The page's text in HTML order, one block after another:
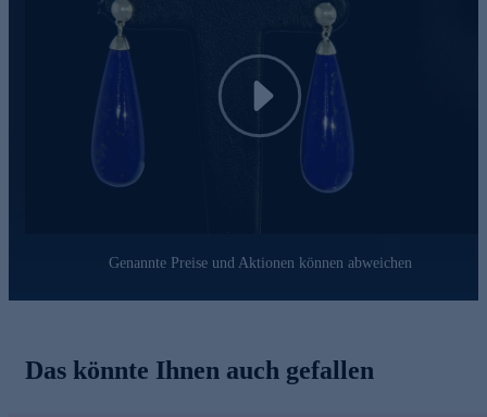
Play
Genannte Preise und Aktionen können abweichen
Das könnte Ihnen auch gefallen